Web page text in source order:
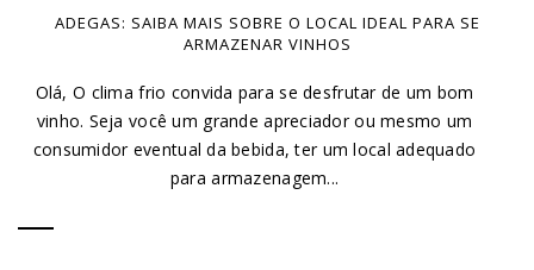
ADEGAS: SAIBA MAIS SOBRE O LOCAL IDEAL PARA SE
ARMAZENAR VINHOS
Olá, O clima frio convida para se desfrutar de um bom
vinho. Seja você um grande apreciador ou mesmo um
consumidor eventual da bebida, ter um local adequado
para armazenagem...